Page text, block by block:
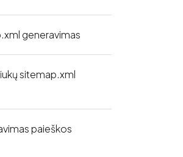
generavimas
sitemap.xml
paieškos